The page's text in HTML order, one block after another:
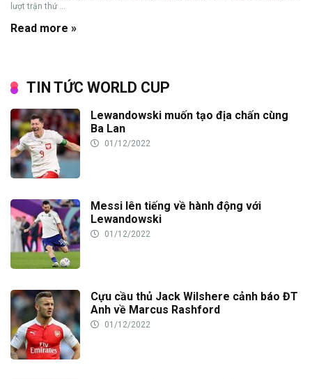
lượt trận thứ ...
Read more »
TIN TỨC WORLD CUP
Lewandowski muốn tạo địa chấn cùng
Ba Lan
01/12/2022
Messi lên tiếng về hành động với
Lewandowski
01/12/2022
Cựu cầu thủ Jack Wilshere cảnh báo ĐT
Anh về Marcus Rashford
01/12/2022